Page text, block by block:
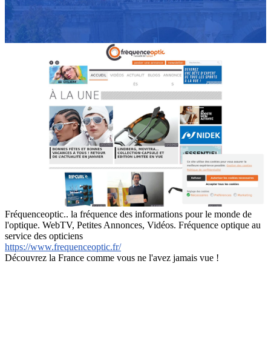
Fréquenceoptic.. la fréquence des informations pour le monde de
l'optique. WebTV, Petites Annonces, Vidéos. Fréquence optique au
service des opticiens
https://www.frequenceoptic.fr/
Découvrez la France comme vous ne l'avez jamais vue !